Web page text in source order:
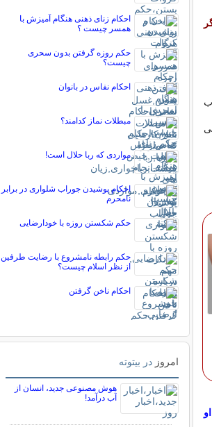
احکام زنای ذهنی هنگام آمیزش با
همسر چیست ؟
حکم روزه گرفتن بدون سحری
چیست؟
احکام نفاس در بانوان
مبطلات نماز کدامند؟
مواردی که ربا حلال است!
احکام پوشیدن جوراب شلواری در برابر
نامحرم
حکم شکستن روزه با خودارضایی
حکم رابطه نامشروع با رضایت طرفین
از نظر اسلام چیست؟
احکام ناخن گرفتن
امروز در بیتوته
هوش مصنوعی جدید، انسان از
آب درآمد!